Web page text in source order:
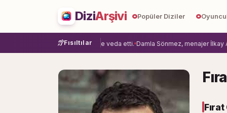
DiziArşivi Popüler Diziler
Fısıltılar
Hazal Çağlar projeye veda etti. Damla Sönmez, menajer İlkay